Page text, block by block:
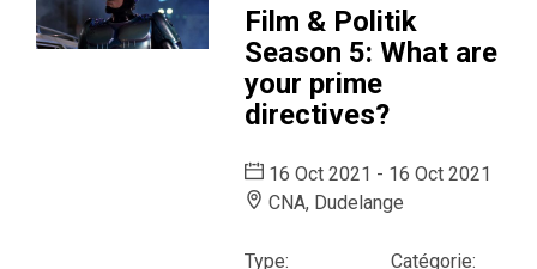
Film & Politik
Season 5: What are
your prime
directives?
16 Oct 2021 - 16 Oct 2021
CNA, Dudelange
Type:
Catégorie: